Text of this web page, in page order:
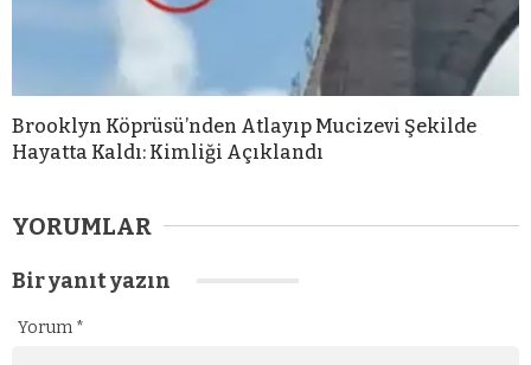
Brooklyn Köprüsü’nden Atlayıp Mucizevi Şekilde
Hayatta Kaldı: Kimliği Açıklandı
YORUMLAR
Bir yanıt yazın
Yorum *